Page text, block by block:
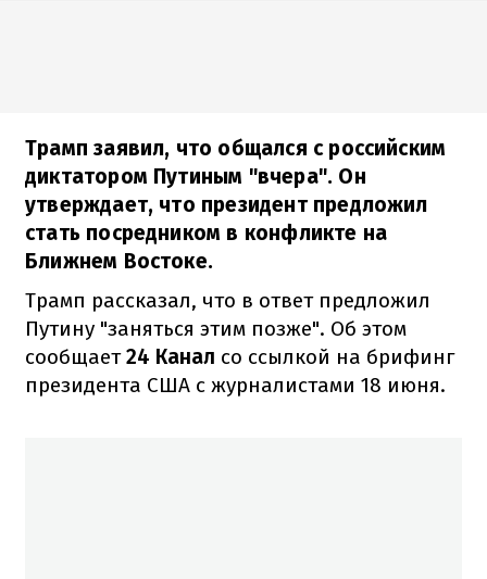
Трамп заявил, что общался с российским
диктатором Путиным "вчера". Он
утверждает, что президент предложил
стать посредником в конфликте на
Ближнем Востоке.
Трамп рассказал, что в ответ предложил
Путину "заняться этим позже". Об этом
сообщает24 Канал со ссылкой на брифинг
президента США с журналистами 18 июня.